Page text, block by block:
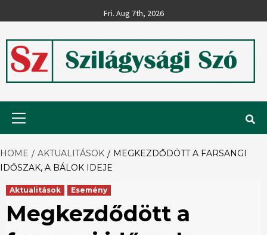
to
Fri. Aug 7th, 2026
Szilágysági
Szó
HOME AKTUALITÁSOK
MEGKEZDŐDÖTT A FARSANGI
IDŐSZAK, A BÁLOK IDEJE
Aktualitások Esemény
Megkezdődött a